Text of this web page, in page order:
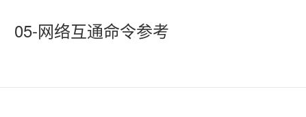
05-网络互通命令参考